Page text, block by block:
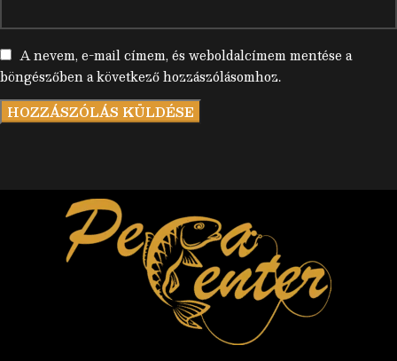
A nevem, e-mail címem, és weboldalcímem mentése a
böngészőben a következő hozzászólásomhoz.